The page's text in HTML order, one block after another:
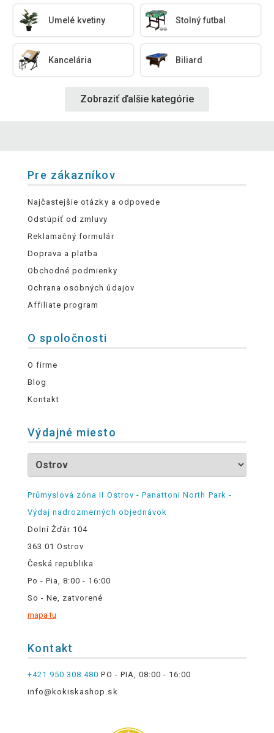
Umelé kvetiny Stolný futbal
Kancelária Biliard
Zobraziť ďalšie kategórie
Pre zákazníkov
Najčastejšie otázky a odpovede
Odstúpiť od zmluvy
Reklamačný formulár
Doprava a platba
Obchodné podmienky
Ochrana osobných údajov
Affiliate program
O spoločnosti
O firme
Blog
Kontakt
Výdajné miesto
Průmyslová zóna II Ostrov - Panattoni North Park -
Výdaj nadrozmerných objednávok
Dolní Žďár 104
363 01 Ostrov
Česká republika
Po - Pia, 8:00 - 16:00
So - Ne, zatvorené
mapa tu
Kontakt
+421 950 308 480 PO - PIA, 08:00 - 16:00
info@kokiskashop.sk